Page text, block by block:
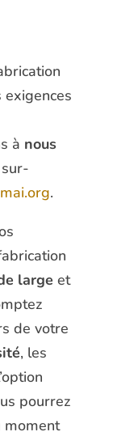
à nous
.
large et
de votre
, les
pourrez
moment